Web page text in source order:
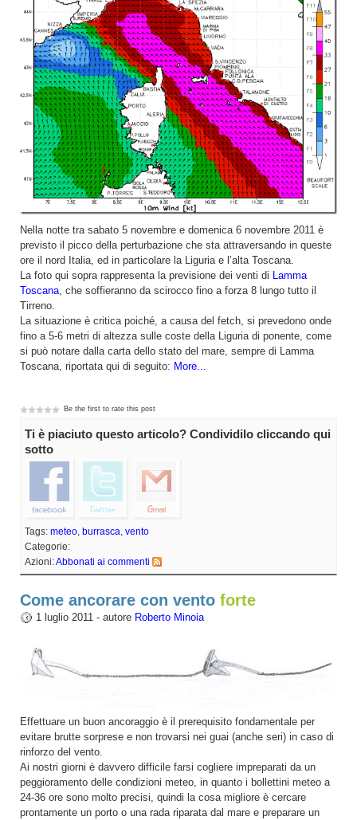
Nella notte tra sabato 5 novembre e domenica 6 novembre 2011 è
previsto il picco della perturbazione che sta attraversando in queste
ore il nord Italia, ed in particolare la Liguria e l’alta Toscana.
La foto qui sopra rappresenta la previsione dei venti di Lamma
Toscana , che soffieranno da scirocco fino a forza 8 lungo tutto il
Tirreno.
La situazione è critica poiché, a causa del fetch, si prevedono onde
fino a 5-6 metri di altezza sulle coste della Liguria di ponente, come
si può notare dalla carta dello stato del mare, sempre di Lamma
Toscana, riportata qui di seguito: More...
Be the first to rate this post
Ti è piaciuto questo articolo? Condividilo cliccando qui
sotto
Tags: meteo burrasca vento
Categorie:
Azioni:Abbonati ai commenti
Come ancorare con vento forte
1 luglio 2011 - autore Roberto Minoia
Effettuare un buon ancoraggio è il prerequisito fondamentale per
evitare brutte sorprese e non trovarsi nei guai (anche seri) in caso di
rinforzo del vento.
Ai nostri giorni è davvero difficile farsi cogliere impreparati da un
peggioramento delle condizioni meteo, in quanto i bollettini meteo a
24-36 ore sono molto precisi, quindi la cosa migliore è cercare
prontamente un porto o una rada riparata dal mare e preparare un